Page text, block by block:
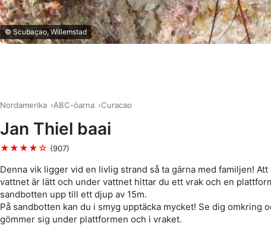
© Scubaçao, Willemstad
Nordamerika ABC-öarna Curacao
Jan Thiel baai
★★★★☆ (907)
Denna vik ligger vid en livlig strand så ta gärna med familjen! Att
vattnet är lätt och under vattnet hittar du ett vrak och en
sandbotten upp till ett djup av 15m.
På sandbotten kan du i smyg upptäcka mycket! Se dig omkring
gömmer sig under plattformen och i vraket.